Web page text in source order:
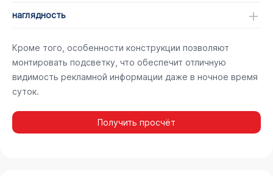
наглядность
Кроме того, особенности конструкции позволяют
монтировать подсветку, что обеспечит отличную
видимость рекламной информации даже в ночное время
суток.
Получить просчёт